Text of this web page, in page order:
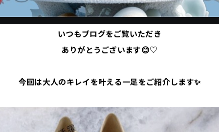
いつもブログをご覧いただき
ありがとうございます😊♡
今回は大人のキレイを叶える一足をご紹介します✨️